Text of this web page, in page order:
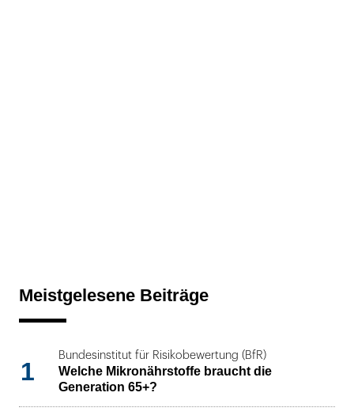
Meistgelesene Beiträge
1
Bundesinstitut für Risikobewertung (BfR)
Welche Mikronährstoffe braucht die
Generation 65+?